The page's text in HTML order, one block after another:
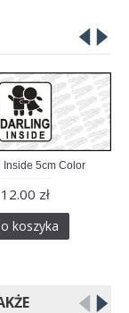
Inside 5cm Color
12.00 zł
koszyka